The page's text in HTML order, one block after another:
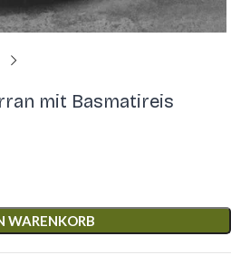
mit Basmatireis
WARENKORB